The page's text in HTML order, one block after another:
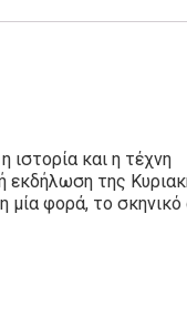
ιστορία και η τέχνη
εκδήλωση της
μία φορά, το σκηνικό